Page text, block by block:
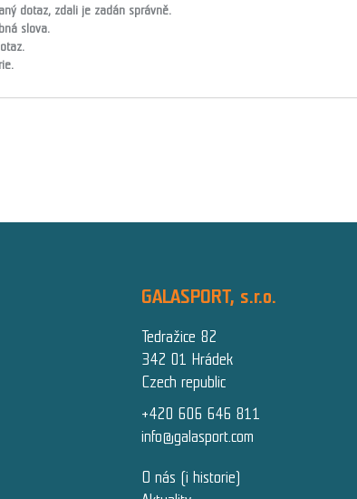
dotaz, zdali je zadán správně.
slova.
GALASPORT, s.r.o.
Tedražice 82
342 01 Hrádek
Czech republic
+420 606 646 811
info@galasport.com
O nás (i historie)